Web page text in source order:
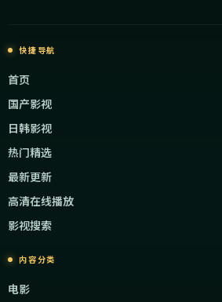
快捷导航
首页
国产影视
日韩影视
热门精选
最新更新
高清在线播放
影视搜索
内容分类
电影